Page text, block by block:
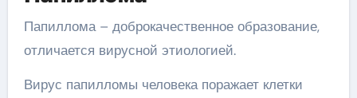
Папиллома – доброкачественное образование,
отличается вирусной этиологией.
Вирус папилломы человека поражает клетки